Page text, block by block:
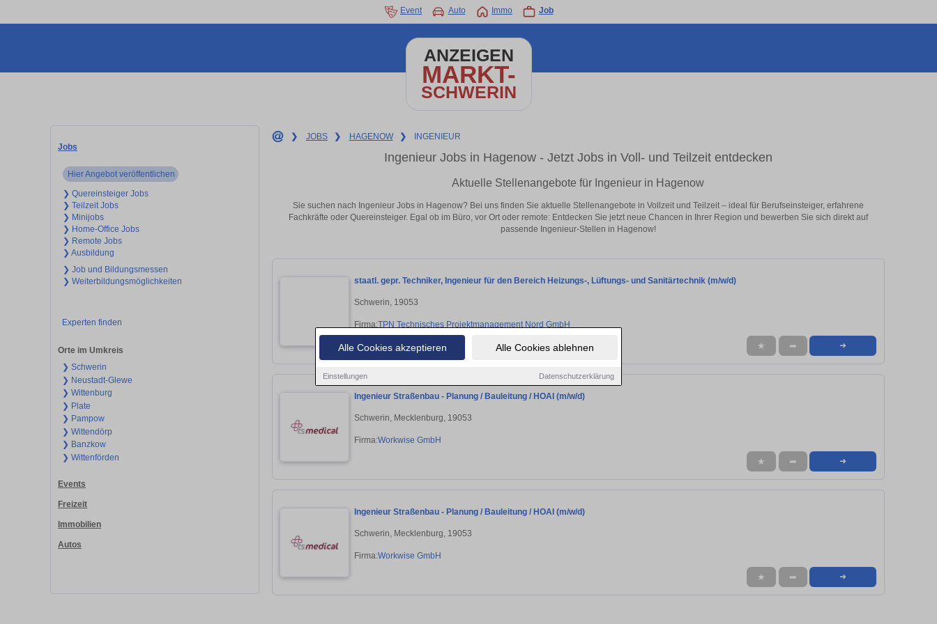
Alle Cookies akzeptieren Alle Cookies ablehnen
Einstellungen Datenschutzerklärung
Event Auto Immo Job
ANZEIGEN
MARKT-
SCHWERIN
Jobs
Hier Angebot veröffentlichen
❯ Quereinsteiger Jobs
❯ Teilzeit Jobs
❯ Minijobs
❯ Home-Office Jobs
❯ Remote Jobs
❯ Ausbildung
❯ Job und Bildungsmessen
❯ Weiterbildungsmöglichkeiten
Experten finden
Orte im Umkreis
❯ Schwerin
❯ Neustadt-Glewe
❯ Wittenburg
❯ Plate
❯ Pampow
❯ Wittendörp
❯ Banzkow
❯ Wittenförden
Events
Freizeit
Immobilien
Autos
❯ JOBS ❯ HAGENOW ❯ INGENIEUR
Ingenieur Jobs in Hagenow - Jetzt Jobs in Voll- und Teilzeit entdecken
Aktuelle Stellenangebote für Ingenieur in Hagenow
Sie suchen nach Ingenieur Jobs in Hagenow? Bei uns finden Sie aktuelle Stellenangebote in Vollzeit und Teilzeit – ideal für Berufseinsteiger, erfahrene
Fachkräfte oder Quereinsteiger. Egal ob im Büro, vor Ort oder remote: Entdecken Sie jetzt neue Chancen in Ihrer Region und bewerben Sie sich direkt auf
passende Ingenieur-Stellen in Hagenow!
staatl. gepr. Techniker, Ingenieur für den Bereich Heizungs-, Lüftungs- und Sanitärtechnik (m/w/d)
Schwerin, 19053
Firma:TPN Technisches Projektmanagement Nord GmbH
★ ➦ ➜
Ingenieur Straßenbau - Planung / Bauleitung / HOAI (m/w/d)
Schwerin, Mecklenburg, 19053
Firma:Workwise GmbH
★ ➦ ➜
Ingenieur Straßenbau - Planung / Bauleitung / HOAI (m/w/d)
Schwerin, Mecklenburg, 19053
Firma:Workwise GmbH
★ ➦ ➜